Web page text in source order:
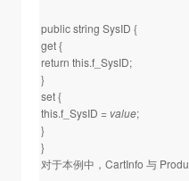
public string SysID {
get {
return this.f_SysID;
}
set {
this.f_SysID = value;
}
}
对于本例中，CartInfo 与